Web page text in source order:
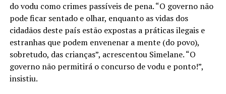
do vodu como crimes passíveis de pena. “O governo não
pode ficar sentado e olhar, enquanto as vidas dos
cidadãos deste país estão expostas a práticas ilegais e
estranhas que podem envenenar a mente (do povo),
sobretudo, das crianças”, acrescentou Simelane. “O
governo não permitirá o concurso de vodu e ponto!”,
insistiu.